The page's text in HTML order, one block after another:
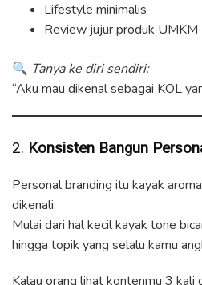
Lifestyle minimalis
Review jujur produk UMKM
🔍 Tanya ke diri sendiri:
“Aku mau dikenal sebagai KOL
2. Konsisten Bangun
Personal branding itu kayak
dikenali.
Mulai dari hal kecil kayak tone
hingga topik yang selalu kamu
Kalau orang lihat kontenmu 3 kali